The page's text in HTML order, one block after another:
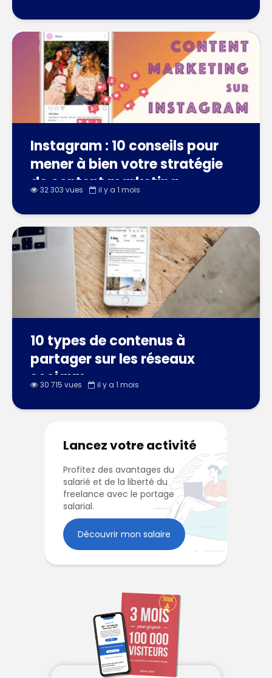
Instagram : 10 conseils pour
mener à bien votre stratégie
de content marketing
32 303 vues il y a 1 mois
10 types de contenus à
partager sur les réseaux
sociaux
30 715 vues il y a 1 mois
Lancez votre activité
Profitez des avantages du
salarié et de la liberté du
freelance avec le portage
salarial.
Découvrir mon salaire